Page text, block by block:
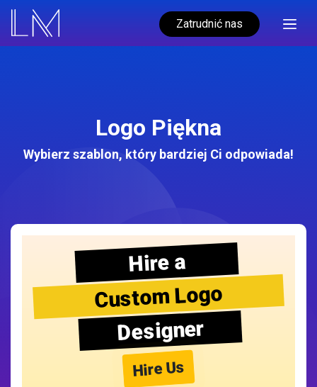
Zatrudnić nas
Logo Piękna
Wybierz szablon, który bardziej Ci odpowiada!
Hire a
Custom Logo
Designer
Hire Us